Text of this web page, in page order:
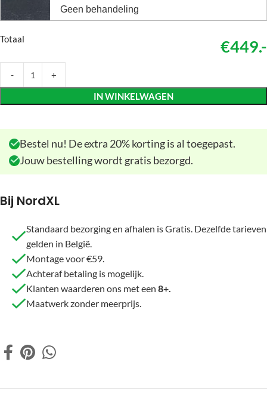
Geen behandeling
Totaal €449.-
IN WINKELWAGEN
Bestel nu! De extra 20% korting is al toegepast.
Jouw bestelling wordt gratis bezorgd.
Bij NordXL
Standaard bezorging en afhalen is Gratis. Dezelfde tarieven
gelden in België.
Montage voor €59.
Achteraf betaling is mogelijk.
Klanten waarderen ons met een 8+.
Maatwerk zonder meerprijs.